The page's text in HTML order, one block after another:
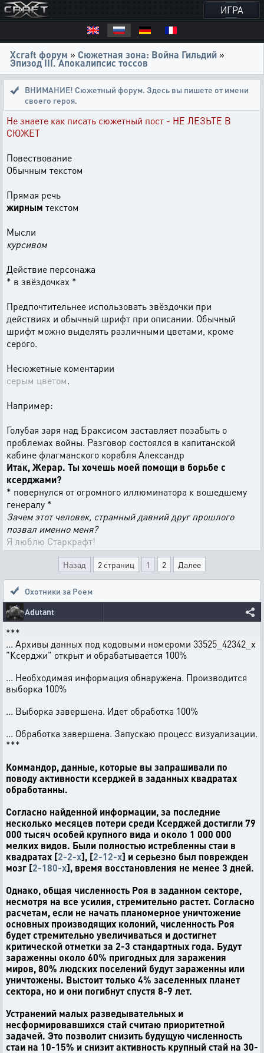
ИГРА
Xcraft форум » Сюжетная зона: Война Гильдий »
Эпизод III. Апокалипсис тоссов
ВНИМАНИЕ! Сюжетный форум. Здесь вы пишете от имени
своего героя.
Не знаете как писать сюжетный пост - НЕ ЛЕЗЬТЕ В
СЮЖЕТ
Повествование
Обычным текстом
Прямая речь
жирным текстом
Мысли
курсивом
Действие персонажа
* в звёздочках *
Предпочтительнее использовать звёздочки при
действиях и обычный шрифт при описании. Обычный
шрифт можно выделять различными цветами, кроме
серого.
Несюжетные коментарии
серым цветом.
Например:
Голубая заря над Браксисом заставляет позабыть о
проблемах войны. Разговор состоялся в капитанской
кабине флагманского корабля Александр
Итак, Жерар. Ты хочешь моей помощи в борьбе с
ксерджами?
* повернулся от огромного иллюминатора к вошедшему
генералу *
Зачем этот человек, странный давний друг прошлого
позвал именно меня?
Я люблю Старкрафт!
Назад 2 страниц 1 2 Далее
Охотники за Роем
Adutant
***
... Архивы данных под кодовыми номероми 33525_42342_x
"Ксерджи" открыт и обрабатывается 100%
... Необходимая информация обнаружена. Производится
выборка 100%
... Выборка завершена. Идет обработка 100%
... Обработка завершена. Запускаю процесс визуализации.
***
Коммандор, данные, которые вы запрашивали по
поводу активности ксерджей в заданных квадратах
обработанны.
Согласно найденной информации, за последние
несколько месяцев потери среди Ксерджей достигли 79
000 тысяч особей крупного вида и около 1 000 000
мелких видов. Были полностью истребленны стаи в
квадратах [2-2-x], [2-12-x] и серьезно был поврежден
мозг [2-180-x], время восстановления не менее 3 дней.
Однако, общая численность Роя в заданном секторе,
несмотря на все усилия, стремительно растет. Согласно
расчетам, если не начать планомерное уничтожение
основных производящих колоний, численность Роя
будет стремительно увеличиваться и достигнет
критической отметки за 2-3 стандартных года. Будут
зараженны около 60% пригодных для заражения
миров, 80% людских поселений будут зараженны или
уничтожены. Выстоит только 4% заселенных планет
сектора, но и они погибнут спустя 8-9 лет.
Устранений малых разведывательных и
несформировавшихся стай считаю приоритетной
задачей. Это позволит снизить будущую численность
стаи на 10-15% и снизит активность крупный стай на 30-